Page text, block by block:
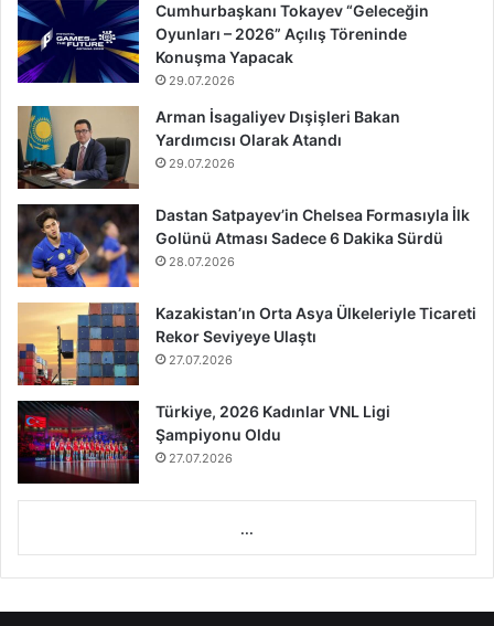
Cumhurbaşkanı Tokayev “Geleceğin
Oyunları – 2026” Açılış Töreninde
Konuşma Yapacak
29.07.2026
Arman İsagaliyev Dışişleri Bakan
Yardımcısı Olarak Atandı
29.07.2026
Dastan Satpayev’in Chelsea Formasıyla İlk
Golünü Atması Sadece 6 Dakika Sürdü
28.07.2026
Kazakistan’ın Orta Asya Ülkeleriyle Ticareti
Rekor Seviyeye Ulaştı
27.07.2026
Türkiye, 2026 Kadınlar VNL Ligi
Şampiyonu Oldu
27.07.2026
...